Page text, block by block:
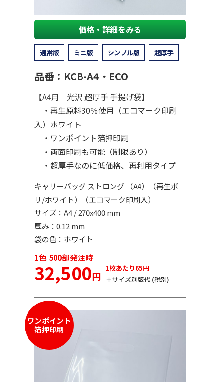
価格・詳細をみる
通常版 ミニ版 シンプル版 超厚手
品番：KCB-A4・ECO
【A4用 光沢 超厚手 手提げ袋】
・再生原料30％使用（エコマーク印刷
入）ホワイト
・ワンポイント箔押印刷
・両面印刷も可能（制限あり）
・超厚手なのに低価格、再利用タイプ
キャリーバッグ ストロング （A4）（再生ポ
リ/ホワイト）（エコマーク印刷入）
サイズ：A4 / 270x400 mm
厚み：0.12 mm
袋の色：ホワイト
1色 500部発注時
32,500円
1枚あたり65円
＋サイズ別版代 (税別)
ワンポイント
箔押印刷